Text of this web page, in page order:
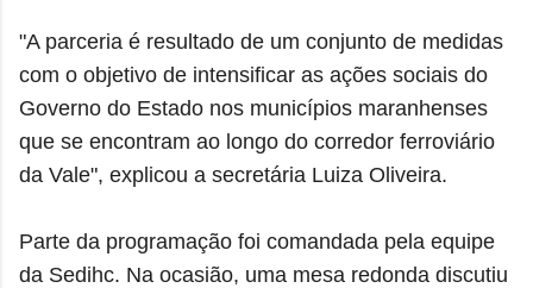
"A parceria é resultado de um conjunto de medidas
com o objetivo de intensificar as ações sociais do
Governo do Estado nos municípios maranhenses
que se encontram ao longo do corredor ferroviário
da Vale", explicou a secretária Luiza Oliveira.
Parte da programação foi comandada pela equipe
da Sedihc. Na ocasião, uma mesa redonda discutiu